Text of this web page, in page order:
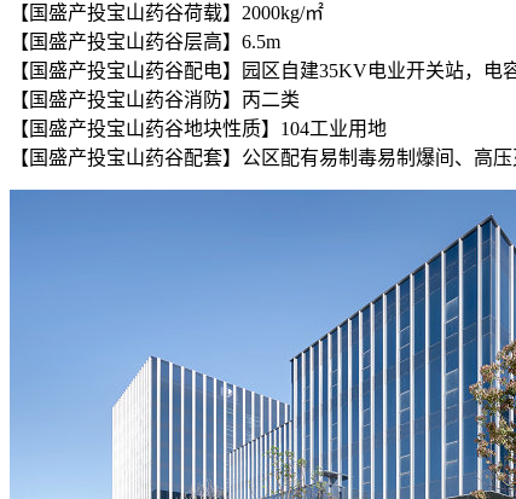
【国盛产投宝山药谷荷载】2000kg/㎡
【国盛产投宝山药谷层高】6.5m
【国盛产投宝山药谷配电】园区自建35KV电业开关站，电
【国盛产投宝山药谷消防】丙二类
【国盛产投宝山药谷地块性质】104工业用地
【国盛产投宝山药谷配套】公区配有易制毒易制爆间、高